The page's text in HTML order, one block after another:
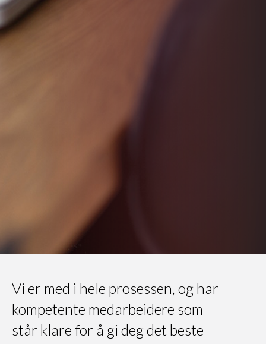
Vi er med i hele prosessen, og har
kompetente medarbeidere som
står klare for å gi deg det beste